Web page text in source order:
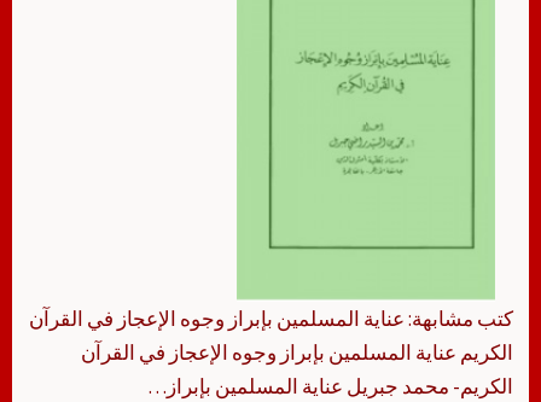
كتب مشابهة: عناية المسلمين بإبراز وجوه الإعجاز في القرآن
الكريم عناية المسلمين بإبراز وجوه الإعجاز في القرآن
الكريم- محمد جبريل عناية المسلمين بإبراز…